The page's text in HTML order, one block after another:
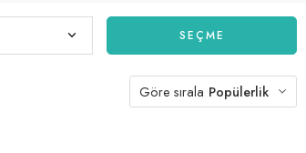
SEÇME
Göre sırala Popülerlik